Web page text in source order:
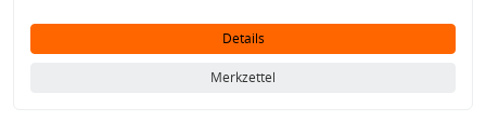
Details
Merkzettel